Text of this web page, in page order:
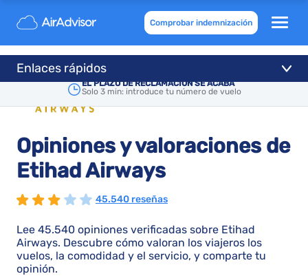
Comprobar indemnización
EL PLAZO DE RECLAMACIÓN SE ACABA
Solo 3 min: introduce tu número de vuelo
Enlaces rápidos
Opiniones y valoraciones de
Etihad Airways
45.540 reseñas
Lee 45.540 opiniones verificadas sobre Etihad
Airways. Descubre cómo valoran los viajeros los
vuelos, la comodidad y el servicio, y comparte tu
opinión.